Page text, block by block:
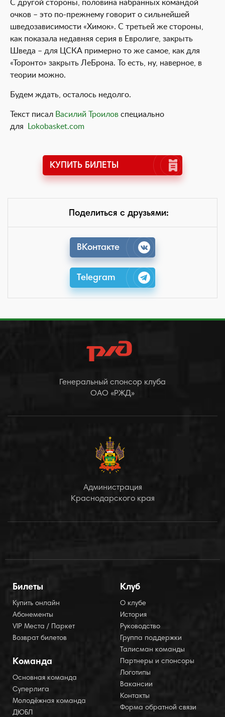
С другой стороны, половина набранных командой
очков – это по-прежнему говорит о сильнейшей
шведозависимости «Химок». С третьей же стороны,
как показала недавняя серия в Евролиге, закрыть
Шведа – для ЦСКА примерно то же самое, как для
«Торонто» закрыть ЛеБрона. То есть, ну, наверное, в
теории можно.
Будем ждать, осталось недолго.
Текст писал Василий Троилов специально
для
Lokobasket.com
КУПИТЬ БИЛЕТЫ
Поделиться с друзьями:
ВКонтакте
Telegram
Генеральный спонсор клуба
ОАО «РЖД»
Администрация
Краснодарского края
Билеты
Купить онлайн
Абонементы
VIP Места / Паркет
Возврат билетов
Команда
Основная команда
Суперлига
Молодёжная команда
ДЮБЛ
Клуб
О клубе
История
Руководство
Группа поддержки
Талисман команды
Партнеры и спонсоры
Логотипы
Вакансии
Контакты
Форма обратной связи